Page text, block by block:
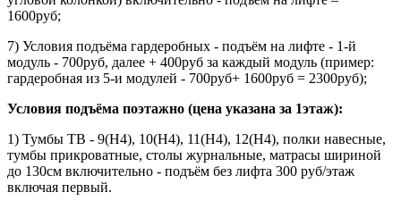
1600руб;
7) Условия подъёма гардеробных - подъём на лифте - 1-й
модуль - 700руб, далее + 400руб за каждый модуль (пример:
гардеробная из 5-и модулей - 700руб+ 1600руб = 2300руб);
Условия подъёма поэтажно (цена указана за 1этаж):
1) Тумбы ТВ - 9(Н4), 10(Н4), 11(Н4), 12(Н4), полки навесные,
тумбы прикроватные, столы журнальные, матрасы шириной
до 130см включительно - подъём без лифта 300 руб/этаж
включая первый.